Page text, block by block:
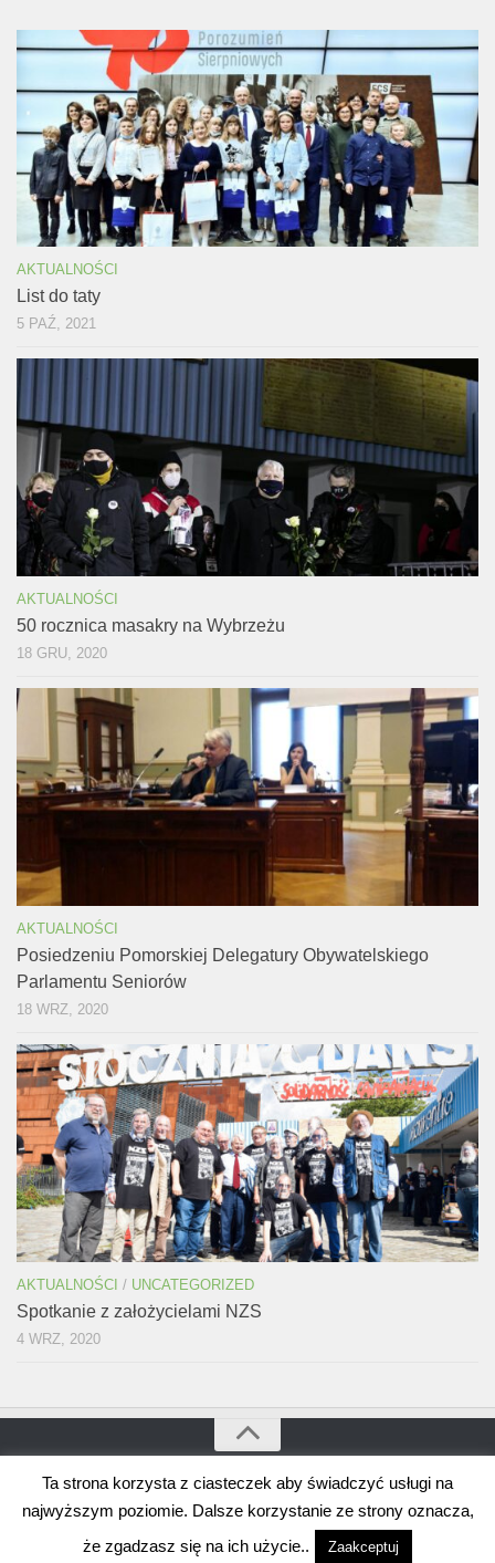
AKTUALNOŚCI
List do taty
5 PAŹ, 2021
AKTUALNOŚCI
50 rocznica masakry na Wybrzeżu
18 GRU, 2020
AKTUALNOŚCI
Posiedzeniu Pomorskiej Delegatury Obywatelskiego
Parlamentu Seniorów
18 WRZ, 2020
AKTUALNOŚCI / UNCATEGORIZED
Spotkanie z założycielami NZS
4 WRZ, 2020
Bogdan Borusewicz © 2026. Wszystkie prawa zastrzeżone
Wspierane przez WordPress. Szablon autorstwaAlx.
Ta strona korzysta z ciasteczek aby świadczyć usługi na
najwyższym poziomie. Dalsze korzystanie ze strony oznacza,
że zgadzasz się na ich użycie..
Zaakceptuj